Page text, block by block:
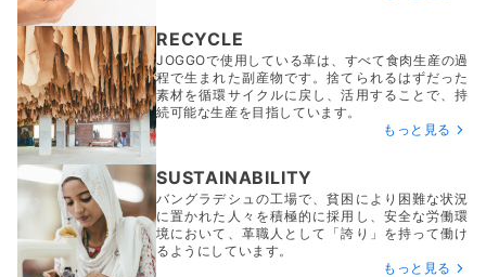
RECYCLE
JOGGOで使用している革は、すべて食肉生産の過
程で生まれた副産物です。捨てられるはずだった
素材を循環サイクルに戻し、活用することで、持
続可能な生産を目指しています。
もっと見る
SUSTAINABILITY
バングラデシュの工場で、貧困により困難な状況
に置かれた人々を積極的に採用し、安全な労働環
境において、革職人として「誇り」を持って働け
るようにしています。
もっと見る